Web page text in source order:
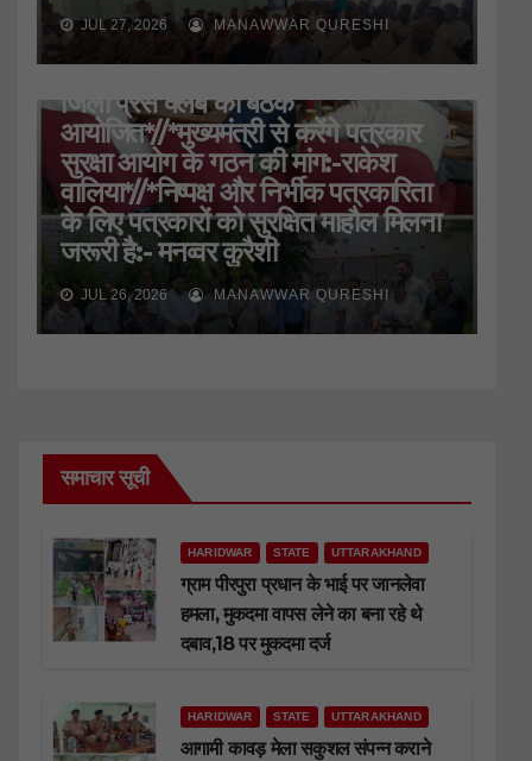
JUL 27, 2026 MANAWWAR QURESHI
जिला प्रेस क्लब की बैठक
आयोजित*//*मुख्यमंत्री से करेंगे पत्रकार
सुरक्षा आयोग के गठन की मांग:-राकेश
वालिया*//*निष्पक्ष और निर्भीक पत्रकारिता
के लिए पत्रकारों को सुरक्षित माहौल मिलना
जरूरी है:- मनव्वर कुरैशी
JUL 26, 2026 MANAWWAR QURESHI
समाचार सूची
HARIDWAR STATE UTTARAKHAND
ग्राम पीरपुरा प्रधान के भाई पर जानलेवा
हमला, मुकदमा वापस लेने का बना रहे थे
दबाव,18 पर मुकदमा दर्ज
HARIDWAR STATE UTTARAKHAND
आगामी कावड़ मेला सकुशल संपन्न कराने